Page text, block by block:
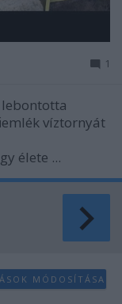
1
víztornyát
élete ...
MÓDOSÍTÁSA